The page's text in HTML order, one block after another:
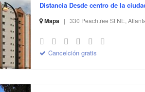
Distancia Desde centro de la
Mapa | 330 Peachtree St NE,
Cancelción gratis